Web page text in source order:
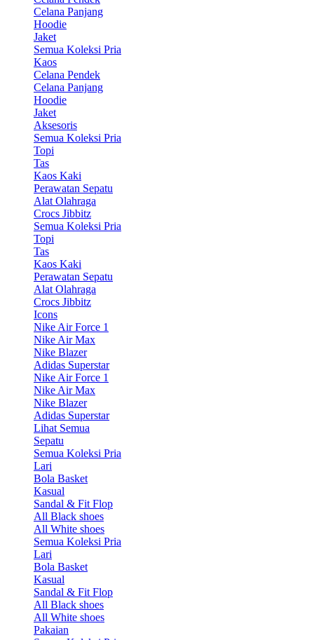
Celana Panjang
Hoodie
Jaket
Semua Koleksi Pria
Kaos
Celana Pendek
Celana Panjang
Hoodie
Jaket
Aksesoris
Semua Koleksi Pria
Topi
Tas
Kaos Kaki
Perawatan Sepatu
Alat Olahraga
Crocs Jibbitz
Semua Koleksi Pria
Topi
Tas
Kaos Kaki
Perawatan Sepatu
Alat Olahraga
Crocs Jibbitz
Icons
Nike Air Force 1
Nike Air Max
Nike Blazer
Adidas Superstar
Nike Air Force 1
Nike Air Max
Nike Blazer
Adidas Superstar
Lihat Semua
Sepatu
Semua Koleksi Pria
Lari
Bola Basket
Kasual
Sandal & Fit Flop
All Black shoes
All White shoes
Semua Koleksi Pria
Lari
Bola Basket
Kasual
Sandal & Fit Flop
All Black shoes
All White shoes
Pakaian